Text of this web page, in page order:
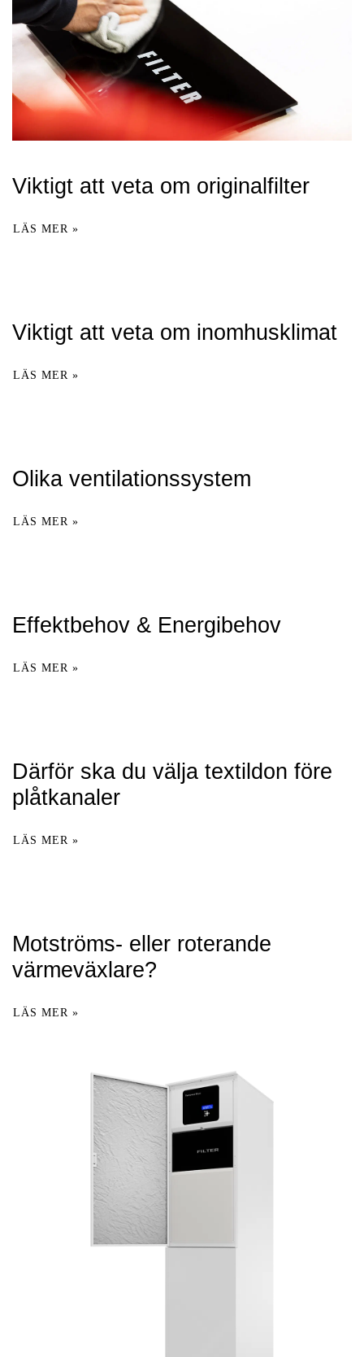
Viktigt att veta om originalfilter
LÄS MER »
Viktigt att veta om inomhusklimat
LÄS MER »
Olika ventilationssystem
LÄS MER »
Effektbehov & Energibehov
LÄS MER »
Därför ska du välja textildon före
plåtkanaler
LÄS MER »
Motströms- eller roterande
värmeväxlare?
LÄS MER »